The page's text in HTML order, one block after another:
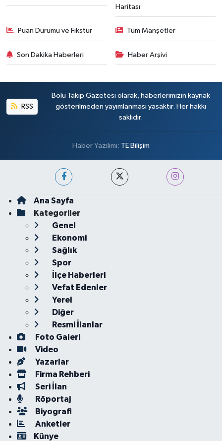
Haritası
Puan Durumu ve Fikstür Tüm Manşetler
Son Dakika Haberleri Haber Arşivi
RSS
Bolu Takip Gazetesi olarak, haberlerimizin kaynak
gösterilmeden yayımlanması yasaktır. Her hakkı
saklıdır.
Haber Yazılımı: TE Bilişim
Ana Sayfa
Kategoriler
Genel
Ekonomi
Sağlık
Spor
İlçe Haberleri
Vefat Edenler
Yerel
Diğer
Resmi İlanlar
Foto Galeri
Video
Yazarlar
Firma Rehberi
Seri İlan
Röportaj
Biyografi
Anketler
Künye